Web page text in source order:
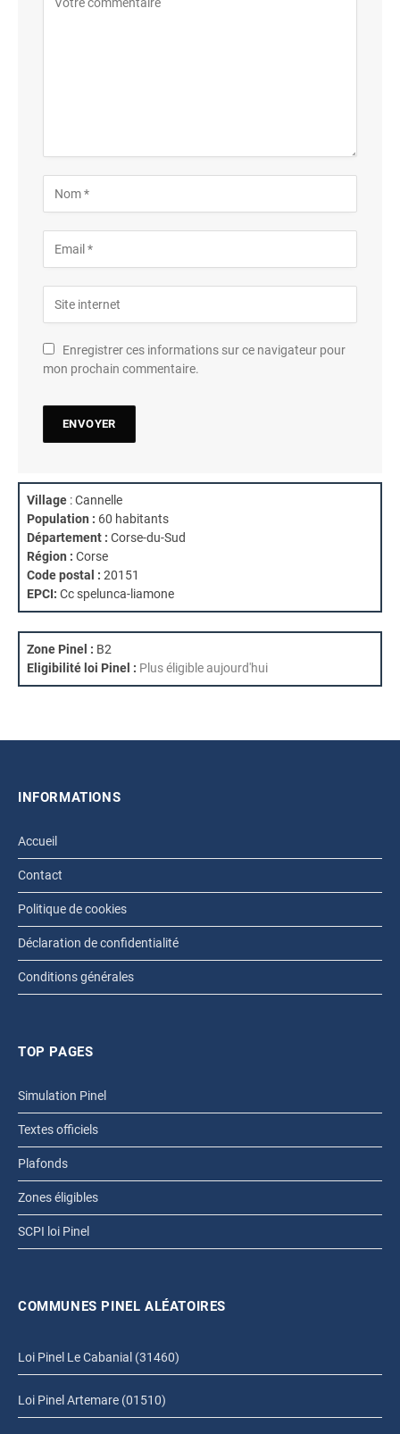
Enregistrer ces informations sur ce navigateur pour
mon prochain commentaire.
Village : Cannelle
Population : 60 habitants
Département : Corse-du-Sud
Région : Corse
Code postal : 20151
EPCI: Cc spelunca-liamone
Zone Pinel : B2
Eligibilité loi Pinel : Plus éligible aujourd'hui
INFORMATIONS
Accueil
Contact
Politique de cookies
Déclaration de confidentialité
Conditions générales
TOP PAGES
Simulation Pinel
Textes officiels
Plafonds
Zones éligibles
SCPI loi Pinel
COMMUNES PINEL ALÉATOIRES
Loi Pinel Le Cabanial (31460)
Loi Pinel Artemare (01510)